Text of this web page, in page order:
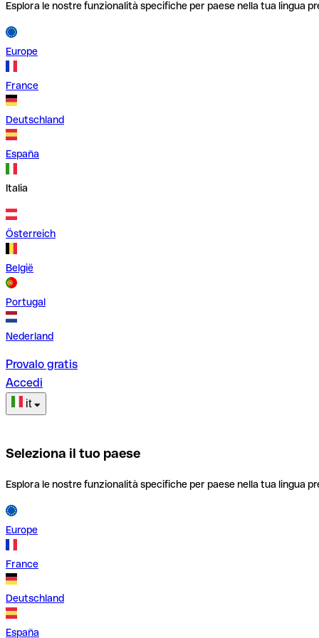
Esplora le nostre funzionalità specifiche per paese nella tua lingua
Europe
France
Deutschland
España
Italia
Österreich
België
Portugal
Nederland
Provalo gratis
Accedi
it
Seleziona il tuo paese
Esplora le nostre funzionalità specifiche per paese nella tua lingua
Europe
France
Deutschland
España